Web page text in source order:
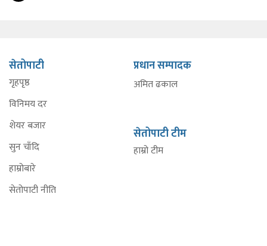
सेतोपाटी
गृहपृष्ठ
विनिमय दर
शेयर बजार
सुन चाँदि
हाम्रोबारे
सेतोपाटी नीति
प्रधान सम्पादक
अमित ढकाल
सेतोपाटी टीम
हाम्रो टीम